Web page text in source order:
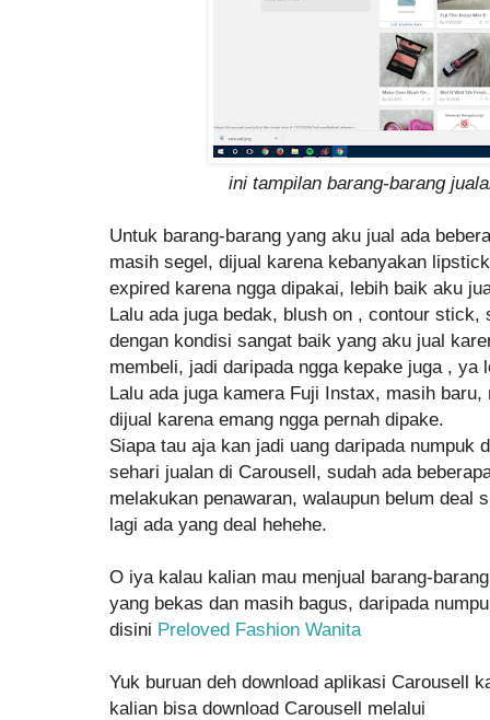
ini tampilan barang-barang
Untuk barang-barang yang aku jual ada
masih segel, dijual karena kebanyakan
expired karena ngga dipakai, lebih baik aku
Lalu ada juga bedak, blush on , contour stick,
dengan kondisi sangat baik yang aku jual
membeli, jadi daripada ngga kepake juga , ya
Lalu ada juga kamera Fuji Instax, masih
dijual karena emang ngga pernah dipake.
Siapa tau aja kan jadi uang daripada numpuk
sehari jualan di Carousell, sudah ada
melakukan penawaran, walaupun belum deal
lagi ada yang deal hehehe.
O iya kalau kalian mau menjual barang-
yang bekas dan masih bagus, daripada
disini Preloved Fashion Wanita
Yuk buruan deh download aplikasi Carousell
kalian bisa download Carousell melalui